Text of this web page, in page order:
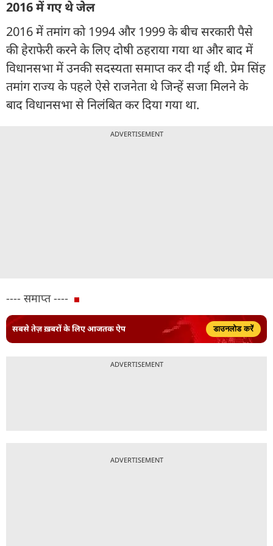
2016 में गए थे जेल
2016 में तमांग को 1994 और 1999 के बीच सरकारी पैसे
की हेराफेरी करने के लिए दोषी ठहराया गया था और बाद में
विधानसभा में उनकी सदस्यता समाप्त कर दी गई थी. प्रेम सिंह
तमांग राज्य के पहले ऐसे राजनेता थे जिन्हें सजा मिलने के
बाद विधानसभा से निलंबित कर दिया गया था.
ADVERTISEMENT
---- समाप्त ----
सबसे तेज़ ख़बरों के लिए आजतक ऐप डाउनलोड करें
ADVERTISEMENT
ADVERTISEMENT